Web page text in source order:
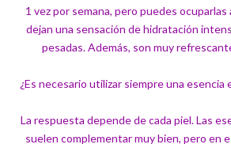
1 vez por semana, pero puedes ocuparlas
dejan una sensación de hidratación
pesadas. Además, son muy
¿Es necesario utilizar siempre una esencia
La respuesta depende de cada piel. Las
suelen complementar muy bien, pero en